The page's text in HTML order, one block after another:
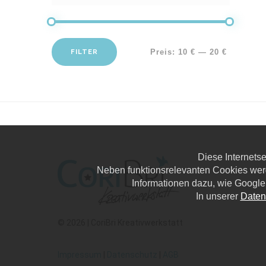
FILTER Preis: 10 € — 20 €
Diese
Neben funktionsrelevanten Cookies
Informationen dazu, wie
In unserer